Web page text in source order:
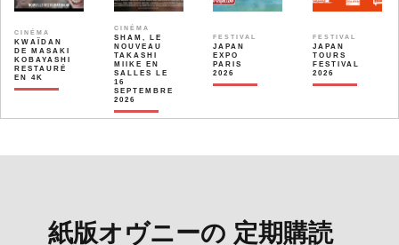
CINÉMA
KWAÏDAN
DE MASAKI
KOBAYASHI
RESTAURÉ
EN 4K
CINÉMA
SHAM, LE
NOUVEAU
TAKASHI
MIIKE EN
SALLES LE
16
SEPTEMBRE
2026
FESTIVAL
JAPAN
EXPO
PARIS
2026
FESTIVAL
JAPAN
TOURS
FESTIVAL
2026
紙版オヴニーの 定期購読